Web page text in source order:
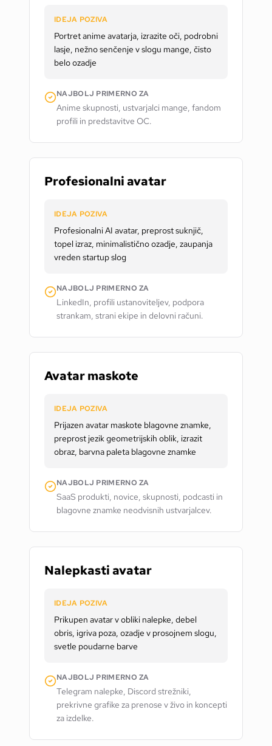
IDEJA POZIVA
Portret anime avatarja, izrazite oči, podrobni
lasje, nežno senčenje v slogu mange, čisto
belo ozadje
NAJBOLJ PRIMERNO ZA
Anime skupnosti, ustvarjalci mange, fandom
profili in predstavitve OC.
Profesionalni avatar
IDEJA POZIVA
Profesionalni AI avatar, preprost suknjič,
topel izraz, minimalistično ozadje, zaupanja
vreden startup slog
NAJBOLJ PRIMERNO ZA
LinkedIn, profili ustanoviteljev, podpora
strankam, strani ekipe in delovni računi.
Avatar maskote
IDEJA POZIVA
Prijazen avatar maskote blagovne znamke,
preprost jezik geometrijskih oblik, izrazit
obraz, barvna paleta blagovne znamke
NAJBOLJ PRIMERNO ZA
SaaS produkti, novice, skupnosti, podcasti in
blagovne znamke neodvisnih ustvarjalcev.
Nalepkasti avatar
IDEJA POZIVA
Prikupen avatar v obliki nalepke, debel
obris, igriva poza, ozadje v prosojnem slogu,
svetle poudarne barve
NAJBOLJ PRIMERNO ZA
Telegram nalepke, Discord strežniki,
prekrivne grafike za prenose v živo in koncepti
za izdelke.